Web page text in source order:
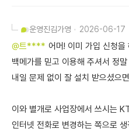
운영진김가영 2026-06-17
@트**** 어머! 이미 가입 신청
백메가를 믿고 이용해 주셔서 정
내일 문제 없이 잘 설치 받으셨으
이와 별개로 사업장에서 쓰시는
인터넷 전화로 변경하는 쪽으로